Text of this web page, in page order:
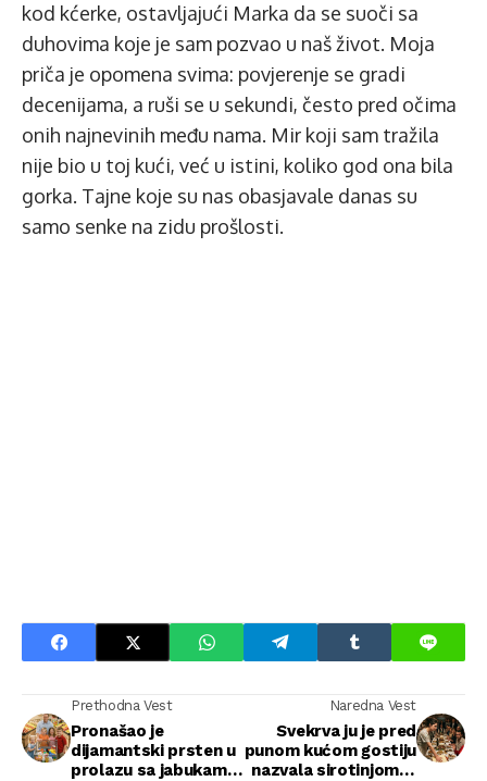
kod kćerke, ostavljajući Marka da se suoči sa
duhovima koje je sam pozvao u naš život. Moja
priča je opomena svima: povjerenje se gradi
decenijama, a ruši se u sekundi, često pred očima
onih najnevinih među nama. Mir koji sam tražila
nije bio u toj kući, već u istini, koliko god ona bila
gorka. Tajne koje su nas obasjavale danas su
samo senke na zidu prošlosti.
Prethodna Vest
Pronašao je
dijamantski prsten u
prolazu sa jabukama
Naredna Vest
Svekrva ju je pred
punom kućom gostiju
nazvala sirotinjom, a